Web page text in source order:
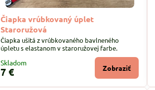
Čiapka vrúbkovaný úplet
Staroružová
Čiapka ušitá z vrúbkovaného bavlneného
úpletu s elastanom v staroružovej farbe.
Skladom
7 € Zobraziť